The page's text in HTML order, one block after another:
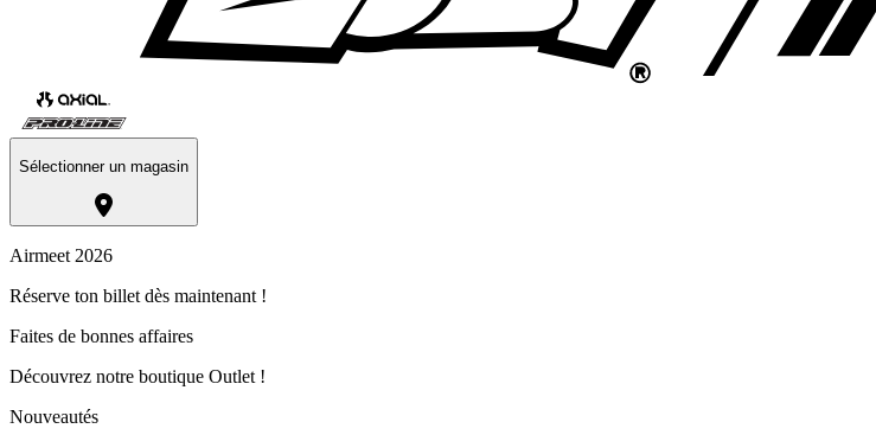
Sélectionner un magasin
Airmeet 2026
Réserve ton billet dès maintenant !
Faites de bonnes affaires
Découvrez notre boutique Outlet !
Nouveautés